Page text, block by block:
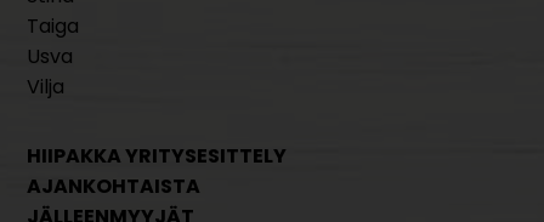
Taiga
Usva
Vilja
HIIPAKKA YRITYSESITTELY
AJANKOHTAISTA
JÄLLEENMYYJÄT